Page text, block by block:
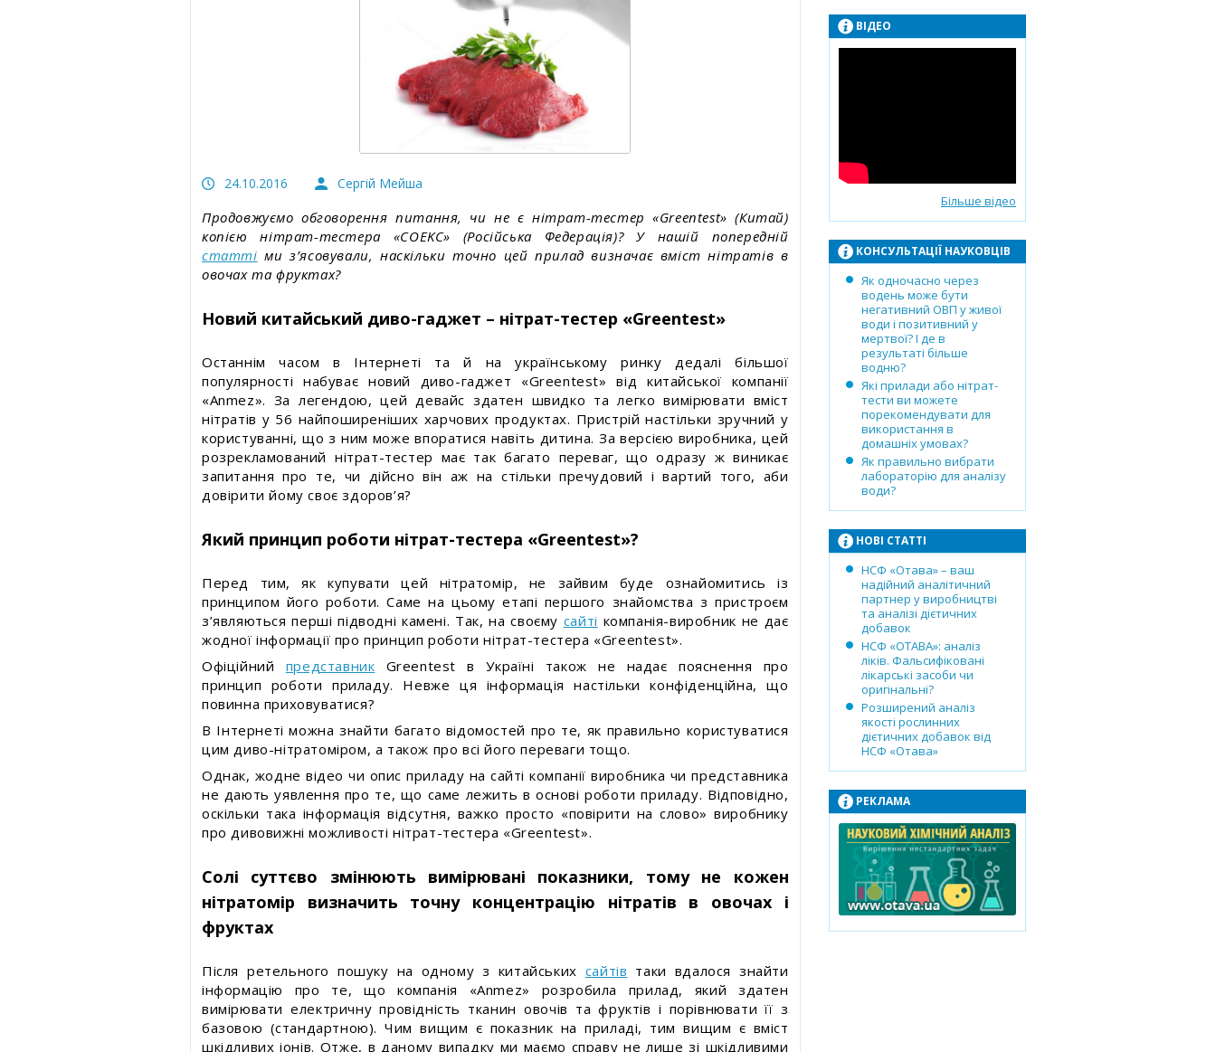
24.10.2016 Сергій Мейша
Продовжуємо обговорення питання, чи не є нітрат-тестер «Greentest» (Китай)
копією нітрат-тестера «COEKC» (Російська Федерація)? У нашій попередній
статті ми з’ясовували, наскільки точно цей прилад визначає вміст нітратів в
овочах та фруктах?
Новий китайський диво-гаджет – нітрат-тестер «Greentest»
Останнім часом в Інтернеті та й на українському ринку дедалі більшої
популярності набуває новий диво-гаджет «Greentest» від китайської компанії
«Anmez». За легендою, цей девайс здатен швидко та легко вимірювати вміст
нітратів у 56 найпоширеніших харчових продуктах. Пристрій настільки зручний у
користуванні, що з ним може впоратися навіть дитина. За версією виробника, цей
розрекламований нітрат-тестер має так багато переваг, що одразу ж виникає
запитання про те, чи дійсно він аж на стільки пречудовий і вартий того, аби
довірити йому своє здоров’я?
Який принцип роботи нітрат-тестера «Greentest»?
Перед тим, як купувати цей нітратомір, не зайвим буде ознайомитись із
принципом його роботи. Саме на цьому етапі першого знайомства з пристроєм
з’являються перші підводні камені. Так, на своєму сайті компанія-виробник не дає
жодної інформації про принцип роботи нітрат-тестера «Greentest».
Офіційний представник Greentest в Україні також не надає пояснення про
принцип роботи приладу. Невже ця інформація настільки конфіденційна, що
повинна приховуватися?
В Інтернеті можна знайти багато відомостей про те, як правильно користуватися
цим диво-нітратоміром, а також про всі його переваги тощо.
Однак, жодне відео чи опис приладу на сайті компанії виробника чи представника
не дають уявлення про те, що саме лежить в основі роботи приладу. Відповідно,
оскільки така інформація відсутня, важко просто «повірити на слово» виробнику
про дивовижні можливості нітрат-тестера «Greentest».
Солі суттєво змінюють вимірювані показники, тому не кожен
нітратомір визначить точну концентрацію нітратів в овочах і
фруктах
Після ретельного пошуку на одному з китайських сайтів таки вдалося знайти
інформацію про те, що компанія «Anmez» розробила прилад, який здатен
вимірювати електричну провідність тканин овочів та фруктів і порівнювати її з
базовою (стандартною). Чим вищим є показник на приладі, тим вищим є вміст
шкідливих іонів. Отже, в даному випадку ми маємо справу не лише зі шкідливими
ВІДЕО
Більше відео
КОНСУЛЬТАЦІЇ НАУКОВЦІВ
Як одночасно через
водень може бути
негативний ОВП у живої
води і позитивний у
мертвої? І де в
результаті більше
водню?
Які прилади або нітрат-
тести ви можете
порекомендувати для
використання в
домашніх умовах?
Як правильно вибрати
лабораторію для аналізу
води?
НОВІ СТАТТІ
НСФ «Отава» – ваш
надійний аналітичний
партнер у виробництві
та аналізі дієтичних
добавок
НСФ «ОТАВА»: аналіз
ліків. Фальсифіковані
лікарські засоби чи
оригінальні?
Розширений аналіз
якості рослинних
дієтичних добавок від
НСФ «Отава»
РЕКЛАМА